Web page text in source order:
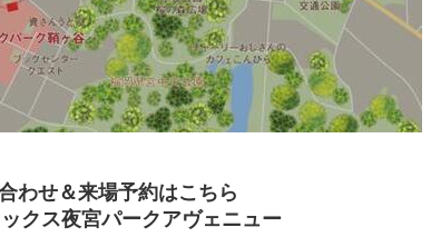
わせ＆来場予約はこちら
クス夜宮パークアヴェニュー